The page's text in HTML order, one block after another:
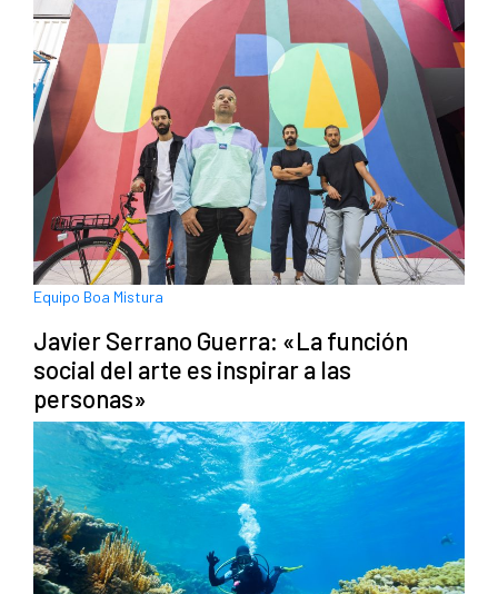
Equipo Boa Mistura
Javier Serrano Guerra: «La función
social del arte es inspirar a las
personas»